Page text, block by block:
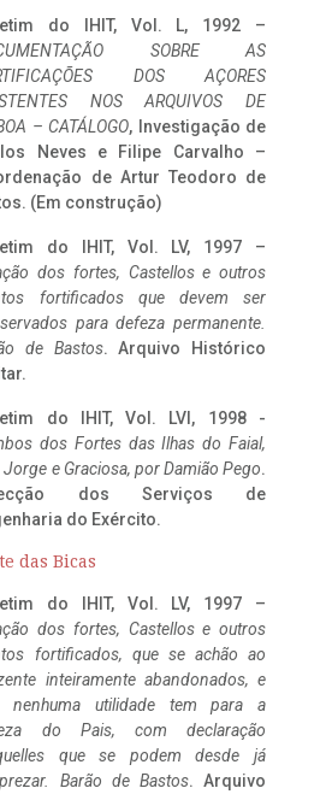
do IHIT, Vol. L, 1992 –
SOBRE AS
DOS AÇORES
NOS ARQUIVOS DE
– CATÁLOGO, Investigação de
Neves e Filipe Carvalho –
de Artur Teodoro de
(Em construção)
do IHIT, Vol. LV, 1997 –
dos fortes, Castellos e outros
fortificados que devem ser
para defeza permanente.
de Bastos. Arquivo Histórico
do IHIT, Vol. LVI, 1998 -
dos Fortes das Ilhas do Faial,
Jorge e Graciosa, por Damião Pego.
dos Serviços de
do Exército.
das Bicas
do IHIT, Vol. LV, 1997 –
dos fortes, Castellos e outros
fortificados, que se achão ao
inteiramente abandonados, e
nenhuma utilidade tem para a
do Pais, com declaração
que se podem desde já
Barão de Bastos. Arquivo